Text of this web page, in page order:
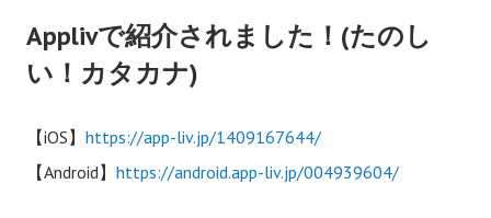
Applivで紹介されました！(たのし
い！カタカナ)
【iOS】 https://app-liv.jp/1409167644/
【Android】 https://android.app-liv.jp/004939604/